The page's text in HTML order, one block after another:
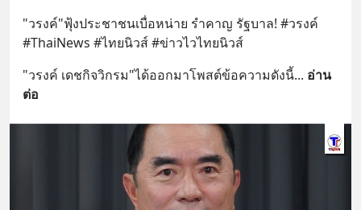
"วรงค์"ฟุ้งประชาชนเบื่อหน่าย รำคาญ รัฐบาล! #วรงค์
#ThaiNews #ไทยนิวส์ #ข่าวไวไทยนิวส์
"วรงค์ เดชกิจวิกรม"ได้ออกมาโพสต์ข้อความดังนี้... อ่าน
ต่อ